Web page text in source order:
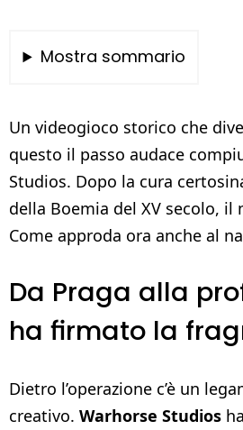
Mostra sommario
Un videogioco storico che
questo il passo audace
Studios. Dopo la cura
della Boemia del XV secolo,
Come approda ora anche al
Da Praga alla
ha firmato la
Dietro l’operazione c’è un
creativo. Warhorse Studios